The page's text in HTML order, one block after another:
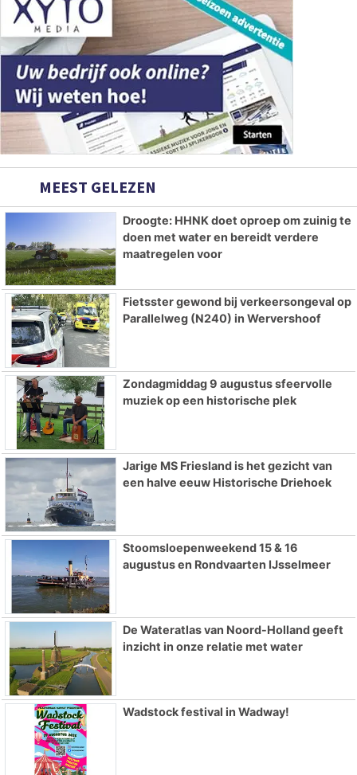
MEEST GELEZEN
Droogte: HHNK doet oproep om zuinig te
doen met water en bereidt verdere
maatregelen voor
Fietsster gewond bij verkeersongeval op
Parallelweg (N240) in Wervershoof
Zondagmiddag 9 augustus sfeervolle
muziek op een historische plek
Jarige MS Friesland is het gezicht van
een halve eeuw Historische Driehoek
Stoomsloepenweekend 15 & 16
augustus en Rondvaarten IJsselmeer
De Wateratlas van Noord-Holland geeft
inzicht in onze relatie met water
Wadstock festival in Wadway!